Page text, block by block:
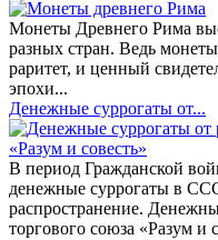
Монеты Древнего Рима
разных стран. Ведь
раритет, и ценный
эпохи...
Денежные суррогаты от...
В период Гражданской
денежные суррогаты в
распространение.
торгового союза «Разум и